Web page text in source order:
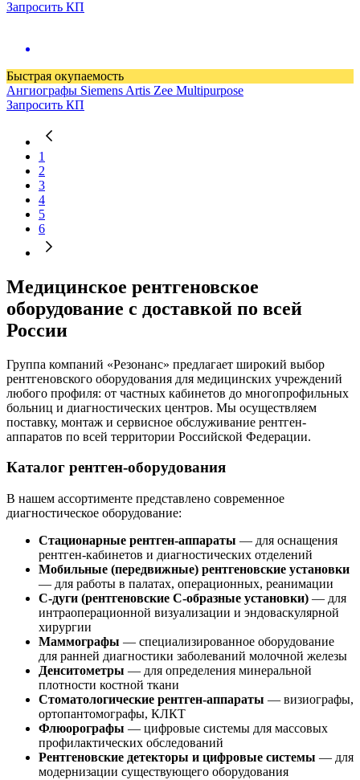
Запросить КП
Быстрая окупаемость
Ангиографы Siemens Artis Zee Multipurpose
Запросить КП
1
2
3
4
5
6
Медицинское рентгеновское
оборудование с доставкой по всей
России
Группа компаний «Резонанс» предлагает широкий выбор
рентгеновского оборудования для медицинских учреждений
любого профиля: от частных кабинетов до многопрофильных
больниц и диагностических центров. Мы осуществляем
поставку, монтаж и сервисное обслуживание рентген-
аппаратов по всей территории Российской Федерации.
Каталог рентген-оборудования
В нашем ассортименте представлено современное
диагностическое оборудование:
Стационарные рентген-аппараты — для оснащения
рентген-кабинетов и диагностических отделений
Мобильные (передвижные) рентгеновские установки
— для работы в палатах, операционных, реанимации
С-дуги (рентгеновские С-образные установки) — для
интраоперационной визуализации и эндоваскулярной
хирургии
Маммографы — специализированное оборудование
для ранней диагностики заболеваний молочной железы
Денситометры — для определения минеральной
плотности костной ткани
Стоматологические рентген-аппараты — визиографы,
ортопантомографы, КЛКТ
Флюорографы — цифровые системы для массовых
профилактических обследований
Рентгеновские детекторы и цифровые системы — для
модернизации существующего оборудования